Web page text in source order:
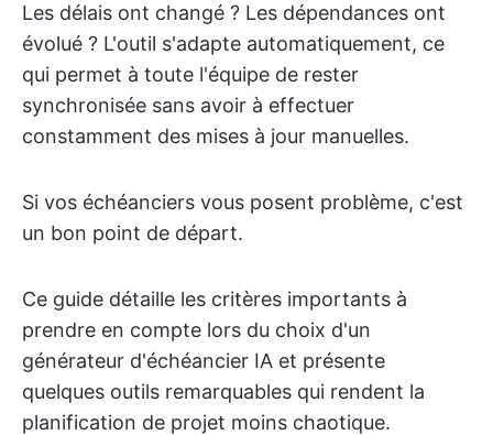
Les délais ont changé ? Les dépendances ont
évolué ? L'outil s'adapte automatiquement, ce
qui permet à toute l'équipe de rester
synchronisée sans avoir à effectuer
constamment des mises à jour manuelles.
Si vos échéanciers vous posent problème, c'est
un bon point de départ.
Ce guide détaille les critères importants à
prendre en compte lors du choix d'un
générateur d'échéancier IA et présente
quelques outils remarquables qui rendent la
planification de projet moins chaotique.